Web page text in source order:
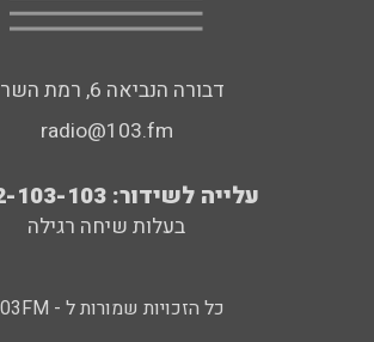
דבורה הנביאה 6, רמת השרון
radio@103.fm
עלייה לשידור: 0552-103-103
בעלות שיחה רגילה
כל הזכויות שמורות ל - 103FM